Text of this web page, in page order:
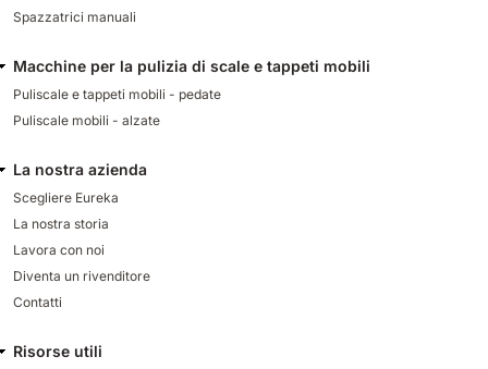
Spazzatrici manuali
Macchine per la pulizia di scale e tappeti mobili
Puliscale e tappeti mobili - pedate
Puliscale mobili - alzate
La nostra azienda
Scegliere Eureka
La nostra storia
Lavora con noi
Diventa un rivenditore
Contatti
Risorse utili